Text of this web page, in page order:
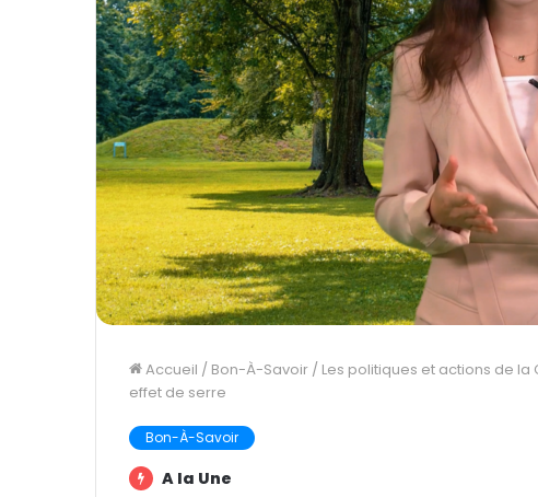
Accueil / Bon-À-Savoir / Les politiques et actions de
effet de serre
Bon-À-Savoir
A la Une